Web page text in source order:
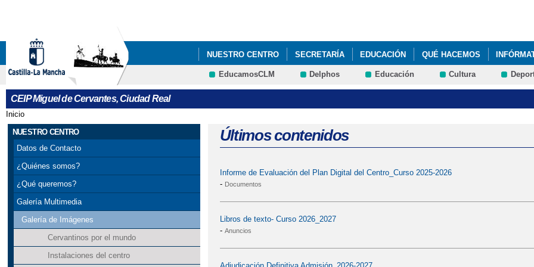
NUESTRO CENTRO SECRETARÍA EDUCACIÓN QUÉ HACEMOS
EducamosCLM Delphos Educación Cultura
CEIP Miguel de Cervantes, Ciudad Real
Se encuentra usted aquí
Inicio
NUESTRO CENTRO
Datos de Contacto
¿Quiénes somos?
¿Qué queremos?
Galería Multimedia
Galería de Imágenes
Cervantinos por el mundo
Instalaciones del centro
Últimos contenidos
Informe de Evaluación del Plan Digital del Centro_Curso 2025-2026
- Documentos
Libros de texto- Curso 2026_2027
- Anuncios